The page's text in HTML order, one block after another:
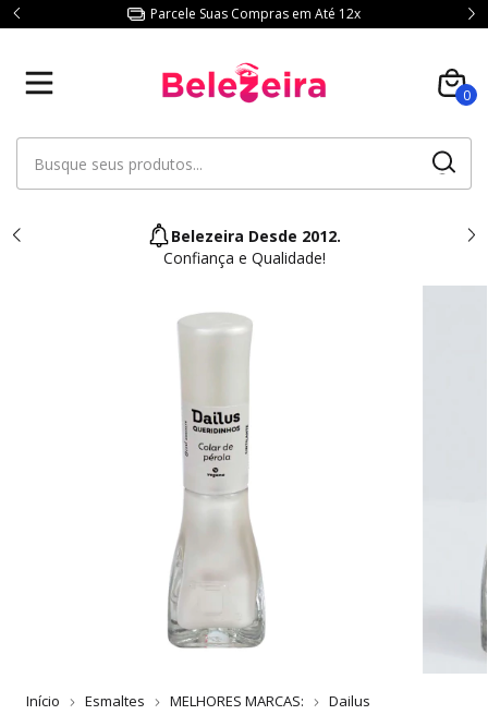
Parcele Suas Compras em Até 12x
0
Belezeira Desde 2012.
Confiança e Qualidade!
Início Esmaltes MELHORES MARCAS: Dailus